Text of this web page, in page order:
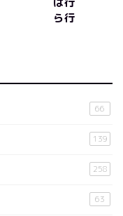
ら行
66
139
258
63